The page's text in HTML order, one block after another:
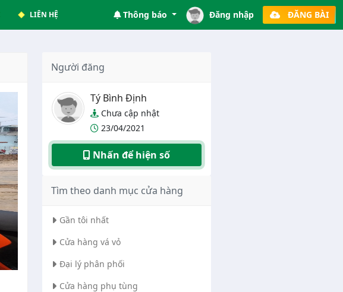
LIÊN HỆ Thông báo Đăng nhập ĐĂNG BÀI
Người đăng
Tý Bình Định
Chưa cập nhật
23/04/2021
Nhấn để hiện số
Tìm theo danh mục cửa hàng
Gần tôi nhất
Cửa hàng vá vỏ
Đại lý phân phối
Cửa hàng phụ tùng